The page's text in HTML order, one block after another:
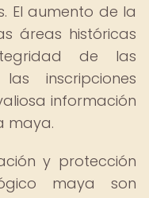
El aumento de la
áreas históricas
de las
inscripciones
información
maya.
y protección
maya son